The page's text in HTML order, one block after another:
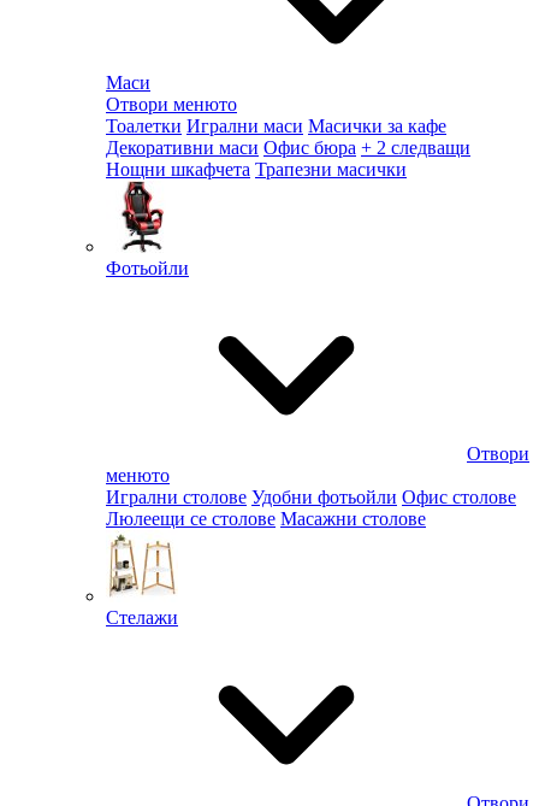
Маси
Отвори менюто
Тоалетки Игрални маси Масички за кафе
Декоративни маси Офис бюра + 2 следващи
Нощни шкафчета Трапезни масички
Фотьойли
Отвори
менюто
Игрални столове Удобни фотьойли Офис столове
Люлеещи се столове Масажни столове
Стелажи